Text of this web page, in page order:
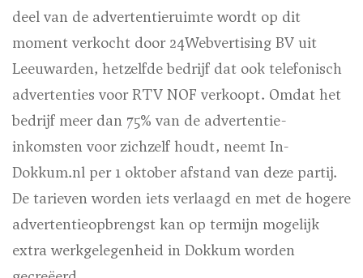
deel van de advertentieruimte wordt op dit
moment verkocht door 24Webvertising BV uit
Leeuwarden, hetzelfde bedrijf dat ook telefonisch
advertenties voor RTV NOF verkoopt. Omdat het
bedrijf meer dan 75% van de advertentie-
inkomsten voor zichzelf houdt, neemt In-
Dokkum.nl per 1 oktober afstand van deze partij.
De tarieven worden iets verlaagd en met de hogere
advertentieopbrengst kan op termijn mogelijk
extra werkgelegenheid in Dokkum worden